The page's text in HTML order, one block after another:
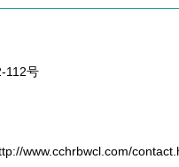
112号
www.cchrbwcl.com/